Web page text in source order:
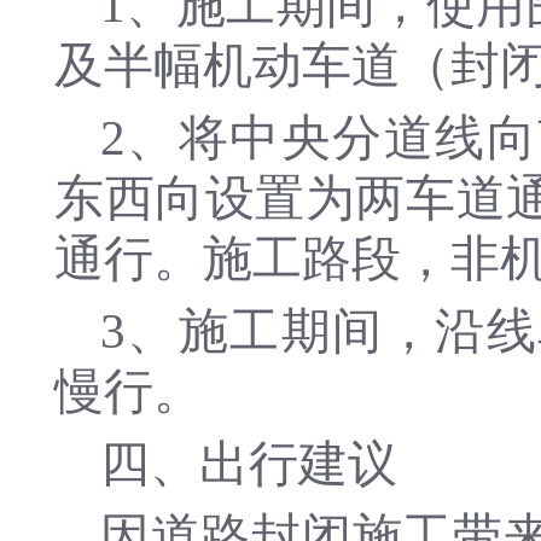
及半幅机动车道（封
2、将中央分道线
东西向设置为两车道
通行。施工路段，非
3、施工期间，沿
慢行。
四、出行建议